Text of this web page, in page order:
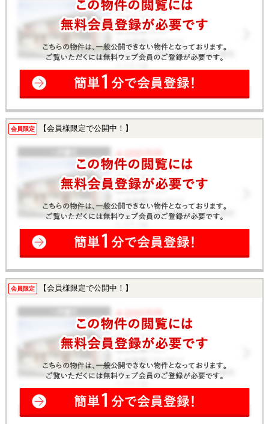
会員限定 【会員様限定で公開中！】
会員限定 【会員様限定で公開中！】